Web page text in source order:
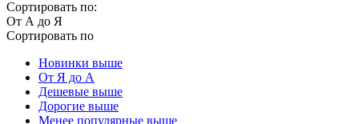
Сортировать по:
От А до Я
Сортировать по
Новинки выше
От Я до А
Дешевые выше
Дорогие выше
Менее популярные выше